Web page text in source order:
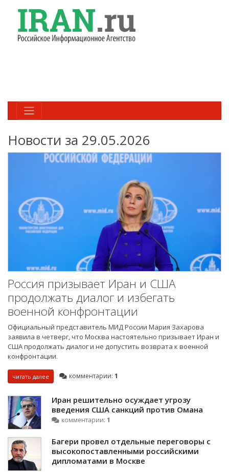
Новости за 29.05.2026
Россия призывает Иран и США
продолжать диалог и избегать
военной конфронтации
Официальный представитель МИД России Мария Захарова
заявила в четверг, что Москва настоятельно призывает Иран и
США продолжать диалог и не допустить возврата к военной
конфронтации.
читать далее комментарии: 1
Иран решительно осуждает угрозу
введения США санкций против Омана
комментарии: 1
Багери провел отдельные переговоры с
высокопоставленными российскими
дипломатами в Москве